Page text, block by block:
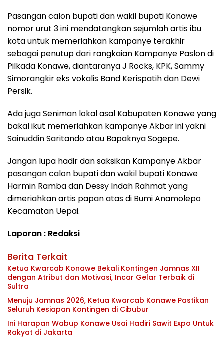
Pasangan calon bupati dan wakil bupati Konawe
nomor urut 3 ini mendatangkan sejumlah artis ibu
kota untuk memeriahkan kampanye terakhir
sebagai penutup dari rangkaian Kampanye Paslon di
Pilkada Konawe, diantaranya J Rocks, KPK, Sammy
Simorangkir eks vokalis Band Kerispatih dan Dewi
Persik.
Ada juga Seniman lokal asal Kabupaten Konawe yang
bakal ikut memeriahkan kampanye Akbar ini yakni
Sainuddin Saritando atau Bapaknya Sogepe.
Jangan lupa hadir dan saksikan Kampanye Akbar
pasangan calon bupati dan wakil bupati Konawe
Harmin Ramba dan Dessy Indah Rahmat yang
dimeriahkan artis papan atas di Bumi Anamolepo
Kecamatan Uepai.
Laporan : Redaksi
Berita Terkait
Ketua Kwarcab Konawe Bekali Kontingen Jamnas XII
dengan Atribut dan Motivasi, Incar Gelar Terbaik di
Sultra
Menuju Jamnas 2026, Ketua Kwarcab Konawe Pastikan
Seluruh Kesiapan Kontingen di Cibubur
Ini Harapan Wabup Konawe Usai Hadiri Sawit Expo Untuk
Rakyat di Jakarta